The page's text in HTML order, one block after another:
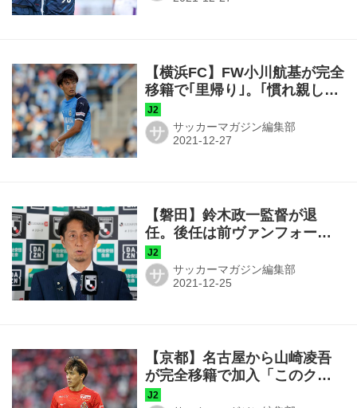
【横浜FC】FW小川航基が完全
移籍で｢里帰り｣。｢慣れ親しん
だ地で輝けるように頑張りま
す｣
サ サッカーマガジン編集部
【磐田】鈴木政一監督が退
任。後任は前ヴァンフォーレ
甲府監督の伊藤彰氏に決定
サ サッカーマガジン編集部
【京都】名古屋から山崎凌吾
が完全移籍で加入「このクラ
ブのために精一杯戦いま